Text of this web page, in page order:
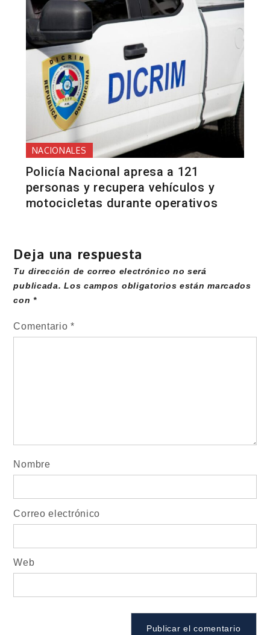
NACIONALES
Policía Nacional apresa a 121
personas y recupera vehículos y
motocicletas durante operativos
Deja una respuesta
Tu dirección de correo electrónico no será
publicada. Los campos obligatorios están marcados
con*
Comentario*
Nombre
Correo electrónico
Web